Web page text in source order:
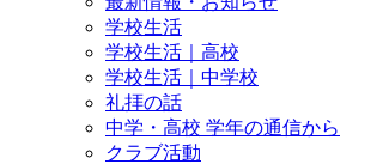
学校生活
学校生活｜高校
学校生活｜中学校
礼拝の話
中学・高校 学年の通信から
クラブ活動